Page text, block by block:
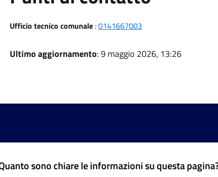
Ufficio tecnico comunale :0141667003
Ultimo aggiornamento: 9 maggio 2026, 13:26
sono chiare le informazioni su questa